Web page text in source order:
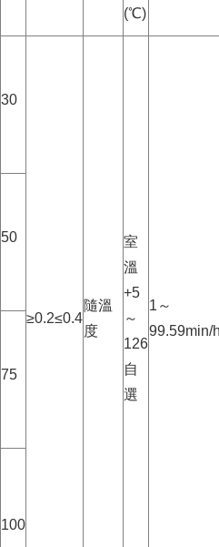
(℃)
30
≥0.2≤0.4
隨溫
度
室
溫
+5
～
126
自
選
1～
99.59min/
50
75
100